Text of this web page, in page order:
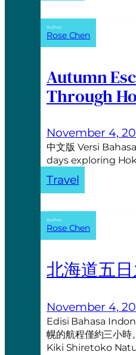
Author:
Rose Chen
Autumn
Through
November 4,
中文版 Versi
days exploring
Travel
Author:
Rose Chen
北海道五
November 4,
Edisi Bahasa
幌的航程僅約三小
Kiki Shiretoko